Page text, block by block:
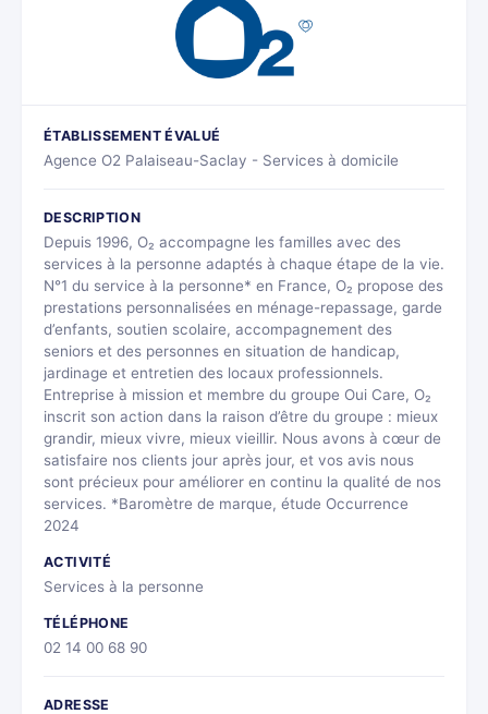
ÉTABLISSEMENT ÉVALUÉ
Agence O2 Palaiseau-Saclay - Services à domicile
DESCRIPTION
Depuis 1996, O₂ accompagne les familles avec des
services à la personne adaptés à chaque étape de la vie.
N°1 du service à la personne* en France, O₂ propose des
prestations personnalisées en ménage-repassage, garde
d’enfants, soutien scolaire, accompagnement des
seniors et des personnes en situation de handicap,
jardinage et entretien des locaux professionnels.
Entreprise à mission et membre du groupe Oui Care, O₂
inscrit son action dans la raison d’être du groupe : mieux
grandir, mieux vivre, mieux vieillir. Nous avons à cœur de
satisfaire nos clients jour après jour, et vos avis nous
sont précieux pour améliorer en continu la qualité de nos
services. *Baromètre de marque, étude Occurrence
2024
ACTIVITÉ
Services à la personne
TÉLÉPHONE
02 14 00 68 90
ADRESSE